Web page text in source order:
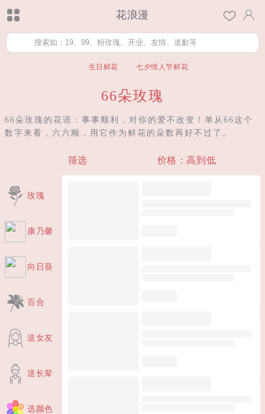
花浪漫
生日鲜花 七夕情人节鲜花
66朵玫瑰
66朵玫瑰的花语：事事顺利，对你的爱不改变！单从66这个
数字来看，六六顺，用它作为鲜花的朵数再好不过了。
筛选 价格：高到低
玫瑰
康乃馨
向日葵
百合
送女友
送长辈
选颜色